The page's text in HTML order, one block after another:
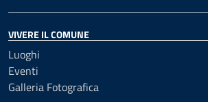
VIVERE IL COMUNE
Luoghi
Eventi
Galleria Fotografica